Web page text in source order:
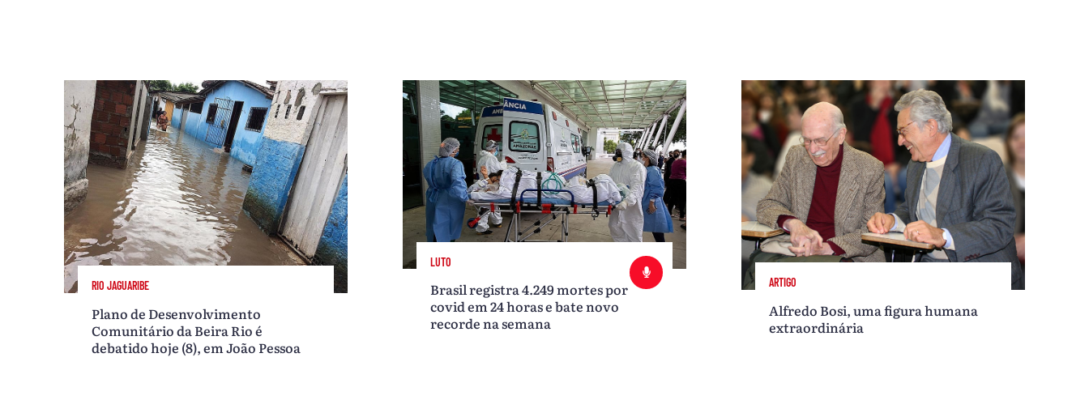
RIO JAGUARIBE
Plano de Desenvolvimento
Comunitário da Beira Rio é
debatido hoje (8), em João Pessoa
LUTO
Brasil registra 4.249 mortes por
covid em 24 horas e bate novo
recorde na semana
ARTIGO
Alfredo Bosi, uma figura humana
extraordinária